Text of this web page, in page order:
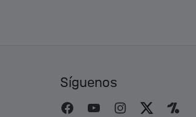
Síguenos